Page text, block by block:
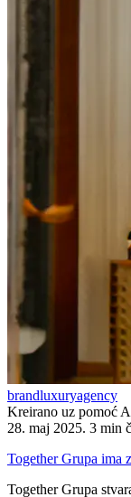
brandluxuryagency
Kreirano uz pomoć
28. maj 2025. 3 min
Together Grupa ima
Together Grupa